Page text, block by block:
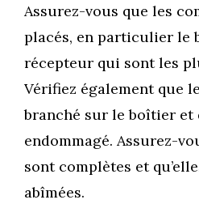
Assurez-vous que les
placés, en particulier le
récepteur qui sont les
Vérifiez également que
branché sur le boîtier et
endommagé. Assurez-
sont complètes et
abîmées.